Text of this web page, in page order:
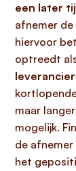
een later
afnemer
hiervoor
optreedt
maar
mogelijk.
de
het